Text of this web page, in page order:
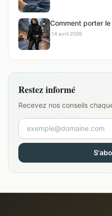
Comment porter
·14 avril 2026
Restez informé
Recevez nos conseils